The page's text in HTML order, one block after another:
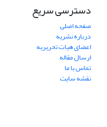
دسترسی سریع
صفحه اصلی
درباره نشریه
اعضای هیات تحریریه
ارسال مقاله
تماس با ما
نقشه سایت